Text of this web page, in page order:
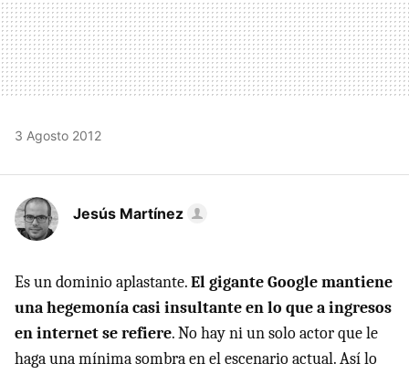
3 Agosto 2012
Jesús Martínez
Es un dominio aplastante.El gigante Google mantiene
una hegemonía casi insultante en lo que a ingresos
en internet se refiere. No hay ni un solo actor que le
haga una mínima sombra en el escenario actual. Así lo